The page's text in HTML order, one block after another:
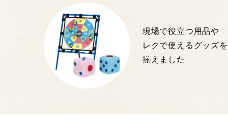
現場で役立つ用品や
レクで使えるグッズを
揃えました